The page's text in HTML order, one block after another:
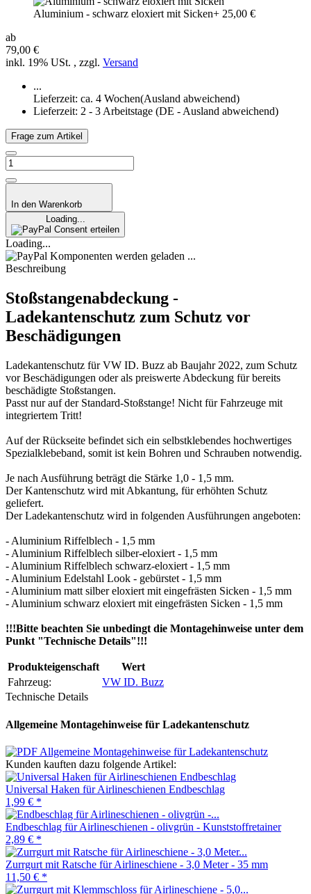
Aluminium - schwarz eloxiert mit Sicken+ 25,00 €
ab
79,00 €
inkl. 19% USt. , zzgl. Versand
...
Lieferzeit: ca. 4 Wochen(Ausland abweichend)
Lieferzeit: 2 - 3 Arbeitstage (DE - Ausland abweichend)
Frage zum Artikel
In den Warenkorb
Loading...
Consent erteilen
Loading...
Komponenten werden geladen ...
Beschreibung
Stoßstangenabdeckung -
Ladekantenschutz zum Schutz vor
Beschädigungen
Ladekantenschutz für VW ID. Buzz ab Baujahr 2022, zum Schutz
vor Beschädigungen oder als preiswerte Abdeckung für bereits
beschädigte Stoßstangen.
Passt nur auf der Standard-Stoßstange! Nicht für Fahrzeuge mit
integriertem Tritt!
Auf der Rückseite befindet sich ein selbstklebendes hochwertiges
Spezialklebeband, somit ist kein Bohren und Schrauben notwendig.
Je nach Ausführung beträgt die Stärke 1,0 - 1,5 mm.
Der Kantenschutz wird mit Abkantung, für erhöhten Schutz
geliefert.
Der Ladekantenschutz wird in folgenden Ausführungen angeboten:
- Aluminium Riffelblech - 1,5 mm
- Aluminium Riffelblech silber-eloxiert - 1,5 mm
- Aluminium Riffelblech schwarz-eloxiert - 1,5 mm
- Aluminium Edelstahl Look - gebürstet - 1,5 mm
- Aluminium matt silber eloxiert mit eingefrästen Sicken - 1,5 mm
- Aluminium schwarz eloxiert mit eingefrästen Sicken - 1,5 mm
!!!Bitte beachten Sie unbedingt die Montagehinweise unter dem
Punkt "Technische Details"!!!
Produkteigenschaft
Wert
Fahrzeug:
VW ID. Buzz
Technische Details
Allgemeine Montagehinweise für Ladekantenschutz
Allgemeine Montagehinweise für Ladekantenschutz
Kunden kauften dazu folgende Artikel:
Universal Haken für Airlineschienen Endbeschlag
1,99 € *
Endbeschlag für Airlineschienen - olivgrün - Kunststoffretainer
2,89 € *
Zurrgurt mit Ratsche für Airlineschiene - 3,0 Meter - 35 mm
11,50 € *